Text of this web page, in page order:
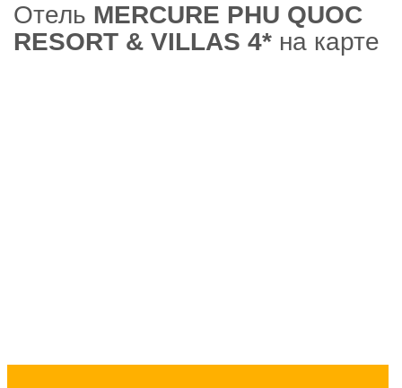
Отель MERCURE PHU QUOC
RESORT & VILLAS 4* на карте